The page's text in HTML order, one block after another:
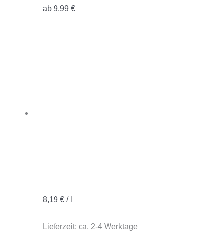
ab 9,99 €
8,19 €/
Lieferzeit: ca. 2-4 Werktage